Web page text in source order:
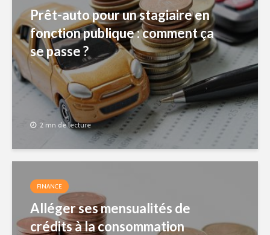
Prêt-auto pour un stagiaire en
fonction publique : comment ça
se passe ?
2 mn de lecture
FINANCE
Alléger ses mensualités de
crédits à la consommation